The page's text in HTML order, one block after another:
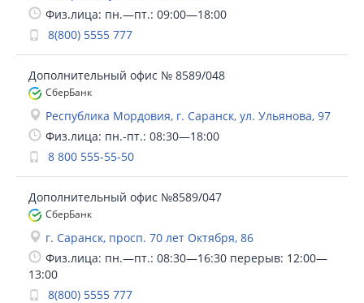
Физ.лица: пн.—пт.: 09:00—18:00
8(800) 5555 777
Дополнительный офис № 8589/048
СберБанк
Республика Мордовия, г. Саранск, ул. Ульянова, 97
Физ.лица: пн.-пт.: 08:30—18:00
8 800 555-55-50
Дополнительный офис №8589/047
СберБанк
г. Саранск, просп. 70 лет Октября, 86
Физ.лица: пн.—пт.: 08:30—16:30 перерыв: 12:00—
13:00
8(800) 5555 777